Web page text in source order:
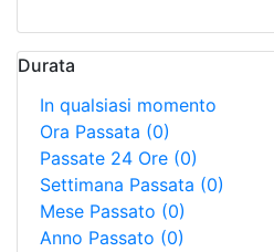
Durata
In qualsiasi momento
Ora Passata (0)
Passate 24 Ore (0)
Settimana Passata (0)
Mese Passato (0)
Anno Passato (0)